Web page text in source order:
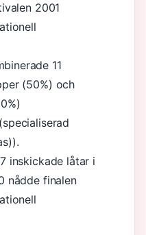
2001
11
(50%) och
inskickade låtar i
nådde finalen